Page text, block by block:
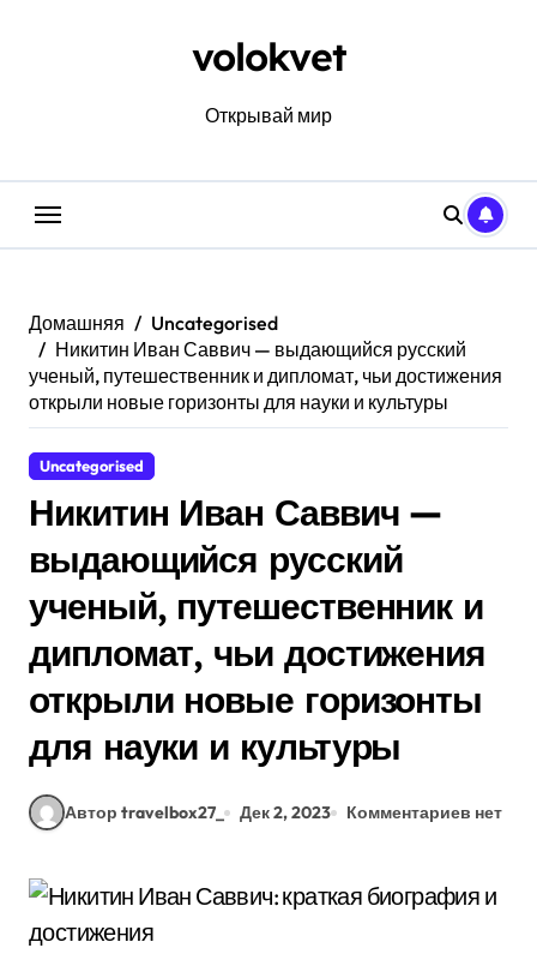
volokvet
Открывай мир
Домашняя
Uncategorised
Никитин Иван Саввич — выдающийся русский
ученый, путешественник и дипломат, чьи достижения
открыли новые горизонты для науки и культуры
Uncategorised
Никитин Иван Саввич —
выдающийся русский
ученый, путешественник и
дипломат, чьи достижения
открыли новые горизонты
для науки и культуры
Автор travelbox27_ Дек 2, 2023 Комментариев нет